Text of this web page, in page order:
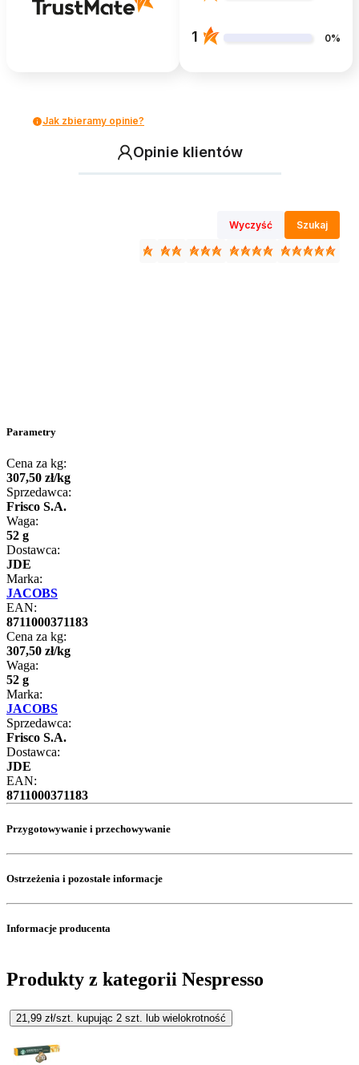
1 0%
Jak zbieramy opinie?
Opinie klientów
Wyczyść Szukaj
Parametry
Cena za kg:
307,50 zł/kg
Sprzedawca:
Frisco S.A.
Waga:
52 g
Dostawca:
JDE
Marka:
JACOBS
EAN:
8711000371183
Cena za kg:
307,50 zł/kg
Waga:
52 g
Marka:
JACOBS
Sprzedawca:
Frisco S.A.
Dostawca:
JDE
EAN:
8711000371183
Przygotowywanie i przechowywanie
Ostrzeżenia i pozostałe informacje
Informacje producenta
Produkty z kategorii Nespresso
21,99 zł/szt. kupując 2 szt. lub wielokrotność